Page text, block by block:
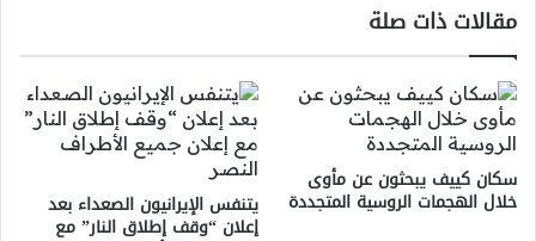
مقالات ذات صلة
سكان كييف يبحثون عن مأوى
خلال الهجمات الروسية المتجددة يتنفس الإيرانيون الصعداء بعد
إعلان “وقف إطلاق النار” مع